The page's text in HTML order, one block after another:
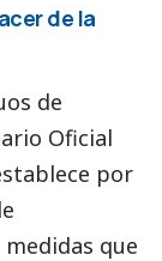
de la
de
Oficial
por
que